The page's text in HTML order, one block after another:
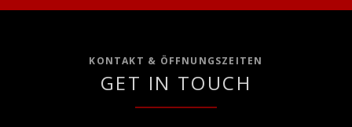
KONTAKT & ÖFFNUNGSZEITEN
GET IN TOUCH